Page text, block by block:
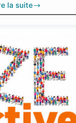
la suite
Les
Junior
Association
distingués
leur
engagement
environnemental